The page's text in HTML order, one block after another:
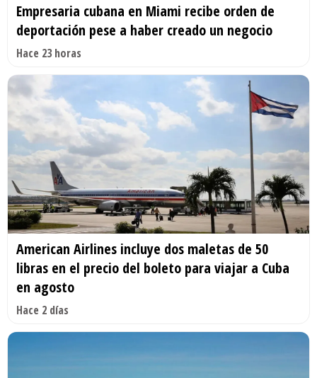
Empresaria cubana en Miami recibe orden de
deportación pese a haber creado un negocio
Hace 23 horas
American Airlines incluye dos maletas de 50
libras en el precio del boleto para viajar a Cuba
en agosto
Hace 2 días